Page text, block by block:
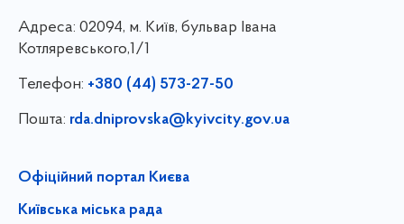
Адреса: 02094, м. Київ, бульвар Івана
Котляревського,1/1
Телефон: +380 (44) 573-27-50
Пошта: rda.dniprovska@kyivcity.gov.ua
Офіційний портал Києва
Київська міська рада